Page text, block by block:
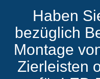
Haben
bezüglich
Montage
Zierleisten